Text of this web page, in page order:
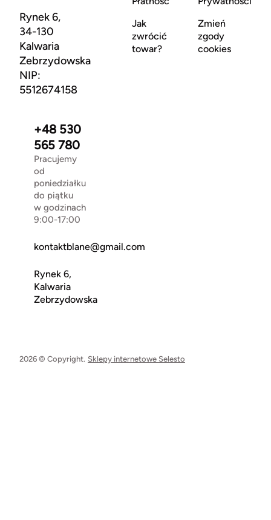
Rynek 6,
34-130
Kalwaria
Zebrzydowska
NIP:
5512674158
+48 530
565 780
Pracujemy
od
poniedziałku
do piątku
w godzinach
9:00-17:00
kontaktblane@gmail.com
Rynek 6,
Kalwaria
Zebrzydowska
Jak
zwrócić
towar?
Zmień
zgody
cookies
2026 © Copyright. Sklepy internetowe Selesto